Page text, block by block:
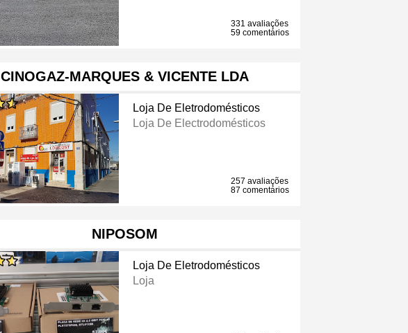
331 avaliações
59 comentários
CINOGAZ-MARQUES & VICENTE LDA
Loja De Eletrodomésticos
Loja De Electrodomésticos
257 avaliações
87 comentários
NIPOSOM
Loja De Eletrodomésticos
Loja